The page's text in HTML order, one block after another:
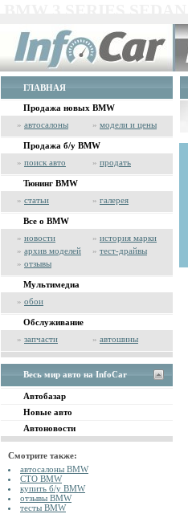
ГЛАВНАЯ
Продажа новых BMW
» автосалоны » модели и цены
Продажа б/у BMW
» поиск авто » продать
Тюнинг BMW
» статьи » галерея
Все о BMW
» новости » история марки
» архив моделей » тест-драйвы
» отзывы
Мультимедиа
» обои
Обслуживание
» запчасти » автошины
Весь мир авто на InfoCar
Автобазар
Новые авто
Автоновости
Смотрите также:
автосалоны BMW
СТО BMW
купить б/у BMW
отзывы BMW
тесты BMW